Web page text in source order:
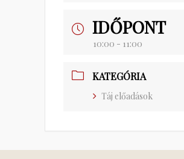
IDŐPONT
10:00 - 11:00
KATEGÓRIA
Táj előadások